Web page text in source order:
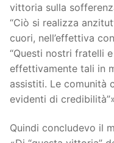
vittoria sulla
“Ciò si realizza
cuori, nell’effettiva
“Questi nostri fratelli
effettivamente tali in
assistiti. Le comunità
evidenti di
Quindi concludevo il